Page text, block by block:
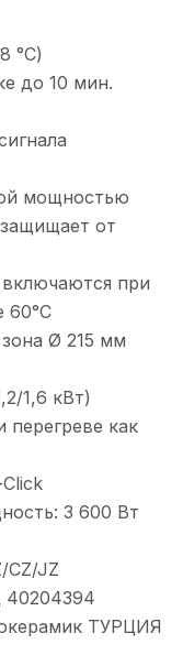
°С)
до 10 мин.
мощностью
от
при
60°С
Ø 215 мм
1,6 кВт)
перегреве как
3 600 Вт
CZ/JZ
40204394
ТУРЦИЯ